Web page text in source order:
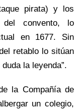
pirata) y los
del convento, lo
en 1677. Sin
retablo lo sitúan
la leyenda”.
la Compañía de
un colegio,